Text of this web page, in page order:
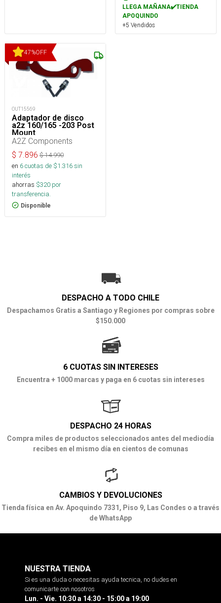
LLEGA MAÑANA✔️TIENDA
APOQUINDO
+5 Vendidos
47%OFF
OUT15569
Adaptador de disco
a2z 160/165 -203 Post
Mount
A2Z Components
$ 7.896 $14.990
en 6cuotas de $1.316sin
interés
ahorras $320 por
transferencia.
Disponible
DESPACHO A TODO CHILE
Despachamos Gratis a Santiago y Regiones por compras sobre
$150.000
6 CUOTAS SIN INTERESES
Encuentra + 1000 marcas y paga en 6 cuotas sin intereses
DESPACHO 24 HORAS
Compra miles de productos seleccionados antes del mediodía
recibes en el mismo día en cientos de comunas
CAMBIOS Y DEVOLUCIONES
Tienda física en Av. Apoquindo 7331, Piso 9, Las Condes o a través
de WhatsApp
NUESTRA TIENDA
Si es una duda o necesitas ayuda tecnica, no dudes en
comunicarte con nosotros
Lun. - Vie. 10:30 a 14:30 - 15:00 a 19:00